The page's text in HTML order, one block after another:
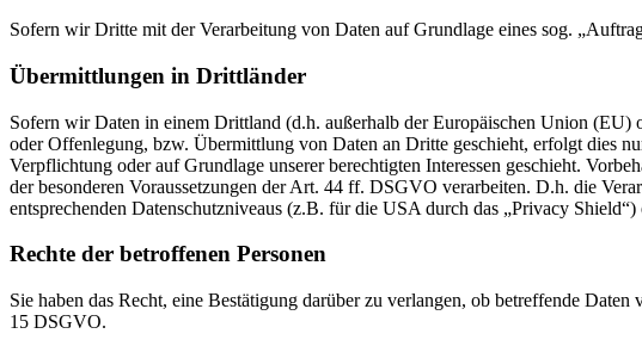
Sofern wir Dritte mit der Verarbeitung von Daten auf Grundlage eines sog.
Übermittlungen in Drittländer
Sofern wir Daten in einem Drittland (d.h. außerhalb der Europäischen Union (EU)
oder Offenlegung, bzw. Übermittlung von Daten an Dritte geschieht, erfolgt dies
Verpflichtung oder auf Grundlage unserer berechtigten Interessen geschieht.
der besonderen Voraussetzungen der Art. 44 ff. DSGVO verarbeiten. D.h. die
entsprechenden Datenschutzniveaus (z.B. für die USA durch das „Privacy
Rechte der betroffenen Personen
Sie haben das Recht, eine Bestätigung darüber zu verlangen, ob betreffende
15 DSGVO.